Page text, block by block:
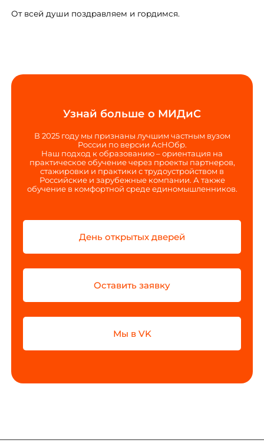
От всей души поздравляем и гордимся.
Узнай больше о МИДиС
В 2025 году мы признаны лучшим частным вузом
России по версии АсНОбр.
Наш подход к образованию – ориентация на
практическое обучение через проекты партнеров,
стажировки и практики с трудоустройством в
Российские и зарубежные компании. А также
обучение в комфортной среде единомышленников.
День открытых дверей
Оставить заявку
Мы в VK